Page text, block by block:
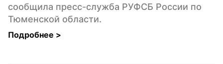
сообщила пресс-служба РУФСБ России по
Тюменской области.
Подробнее >